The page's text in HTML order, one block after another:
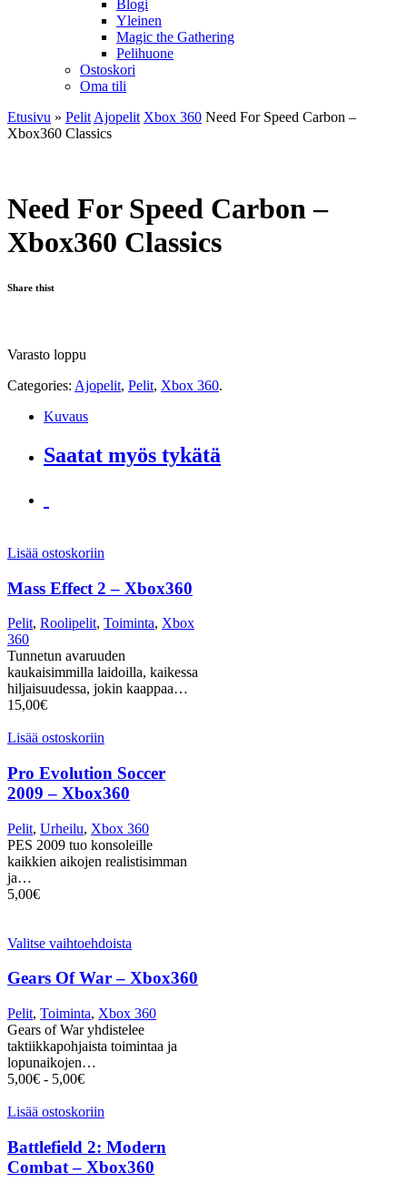
Blogi
Yleinen
Magic the Gathering
Pelihuone
Ostoskori
Oma tili
Etusivu » Pelit Ajopelit Xbox 360 Need For Speed Carbon –
Xbox360 Classics
Need For Speed Carbon –
Xbox360 Classics
Share thist
Varasto loppu
Categories: Ajopelit, Pelit, Xbox 360.
Kuvaus
Saatat myös tykätä
Lisää ostoskoriin
Mass Effect 2 – Xbox360
Pelit, Roolipelit, Toiminta, Xbox
360
Tunnetun avaruuden
kaukaisimmilla laidoilla, kaikessa
hiljaisuudessa, jokin kaappaa…
15,00€
Lisää ostoskoriin
Pro Evolution Soccer
2009 – Xbox360
Pelit, Urheilu, Xbox 360
PES 2009 tuo konsoleille
kaikkien aikojen realistisimman
ja…
5,00€
Valitse vaihtoehdoista
Gears Of War – Xbox360
Pelit, Toiminta, Xbox 360
Gears of War yhdistelee
taktiikkapohjaista toimintaa ja
lopunaikojen…
5,00€ - 5,00€
Lisää ostoskoriin
Battlefield 2: Modern
Combat – Xbox360